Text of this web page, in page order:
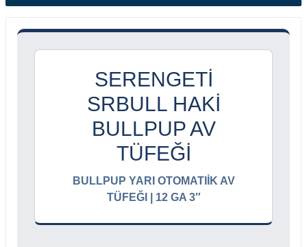
SERENGETI
SRBULL HAKI
BULLPUP AV
TÜFEĞI
BULLPUP YARI OTOMATIİK AV
TÜFEĞI | 12 GA 3″